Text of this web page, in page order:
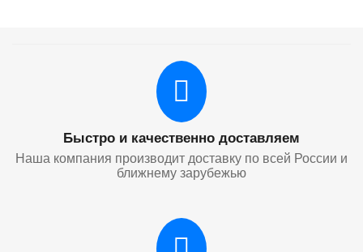
Быстро и качественно доставляем
Наша компания производит доставку по всей России и
ближнему зарубежью